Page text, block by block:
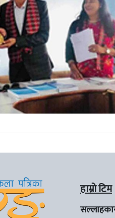
हाम्रो टिम